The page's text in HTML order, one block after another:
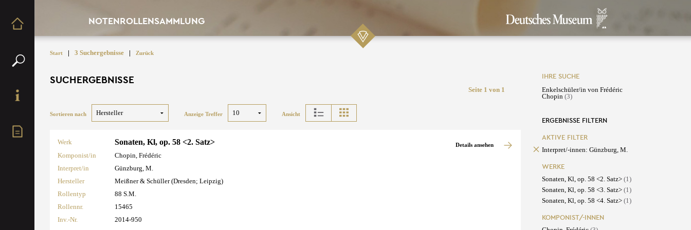
NOTENROLLENSAMMLUNG
Start | 3 Suchergebnisse | Zurück
SUCHERGEBNISSE
Seite 1 von 1
Sortieren nach Anzeige Treffer Ansicht
Werk Sonaten, Kl, op. 58 <2. Satz>
Komponist/in
Chopin, Frédéric
Interpret/in
Günzburg, M.
Hersteller
Meißner & Schüller (Dresden; Leipzig)
Rollentyp
88 S.M.
Rollennr.
15465
Inv.-Nr.
2014-950
Details ansehen
IHRE SUCHE
Enkelschüler/in von Frédéric
Chopin (3)
ERGEBNISSE FILTERN
AKTIVE FILTER
Interpret/-innen: Günzburg, M.
WERKE
Sonaten, Kl, op. 58 <2. Satz> (1)
Sonaten, Kl, op. 58 <3. Satz> (1)
Sonaten, Kl, op. 58 <4. Satz> (1)
KOMPONIST/-INNEN